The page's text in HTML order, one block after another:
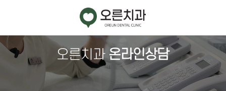
치
오른치과 온라인상담